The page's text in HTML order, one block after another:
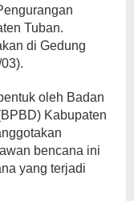
Tuban.
di Gedung
oleh Badan
Kabupaten
bencana ini
yang terjadi